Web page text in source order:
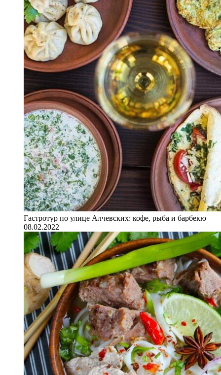
Гастротур по улице Алчевских: кофе, рыба и барбекю
08.02.2022